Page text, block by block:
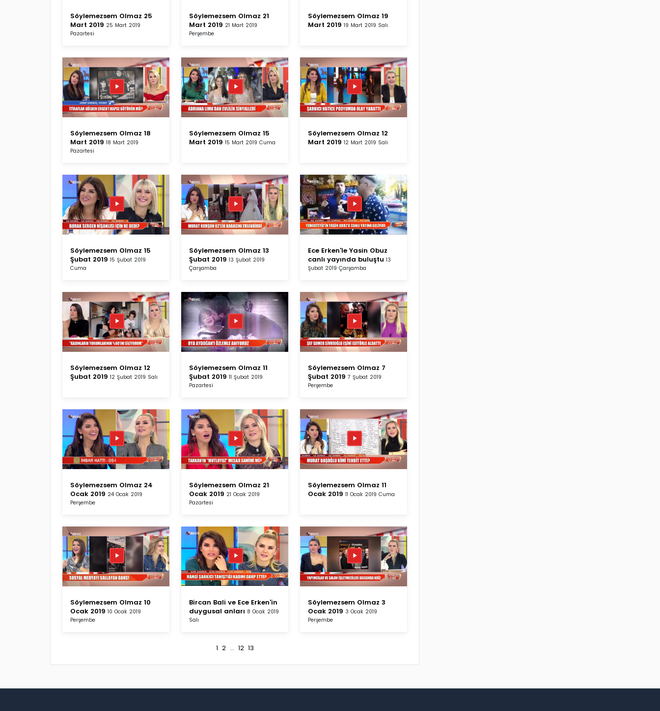
Söylemezsem Olmaz 25
Mart 2019 25 Mart 2019
Pazartesi
Söylemezsem Olmaz 21
Mart 2019 21 Mart 2019
Perşembe
Söylemezsem Olmaz 19
Mart 2019 19 Mart 2019 Salı
Söylemezsem Olmaz 18
Mart 2019 18 Mart 2019
Pazartesi
Söylemezsem Olmaz 15
Mart 2019 15 Mart 2019 Cuma
Söylemezsem Olmaz 12
Mart 2019 12 Mart 2019 Salı
Söylemezsem Olmaz 15
Şubat 2019 15 Şubat 2019
Cuma
Söylemezsem Olmaz 13
Şubat 2019 13 Şubat 2019
Çarşamba
Ece Erken'le Yasin Obuz
canlı yayında buluştu 13
Şubat 2019 Çarşamba
Söylemezsem Olmaz 12
Şubat 2019 12 Şubat 2019 Salı
Söylemezsem Olmaz 11
Şubat 2019 11 Şubat 2019
Pazartesi
Söylemezsem Olmaz 7
Şubat 2019 7 Şubat 2019
Perşembe
Söylemezsem Olmaz 24
Ocak 2019 24 Ocak 2019
Perşembe
Söylemezsem Olmaz 21
Ocak 2019 21 Ocak 2019
Pazartesi
Söylemezsem Olmaz 11
Ocak 2019 11 Ocak 2019 Cuma
Söylemezsem Olmaz 10
Ocak 2019 10 Ocak 2019
Perşembe
Bircan Bali ve Ece Erken'in
duygusal anları 8 Ocak 2019
Salı
Söylemezsem Olmaz 3
Ocak 2019 3 Ocak 2019
Perşembe
1 2... 12 13